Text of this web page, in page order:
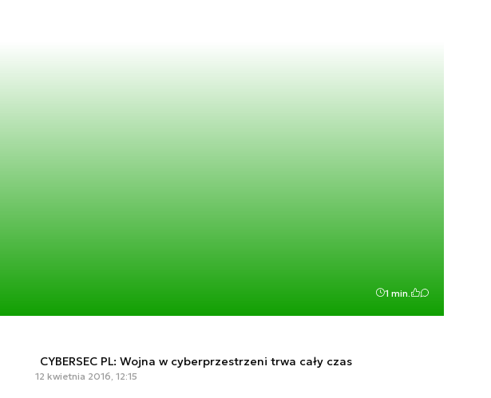
1 min.
CYBERSEC PL: Wojna w cyberprzestrzeni trwa cały czas
12 kwietnia 2016, 12:15